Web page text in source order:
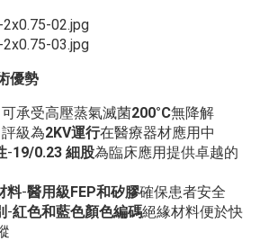
優勢
承受高壓蒸氣滅菌200°C無降解
級為2KV運行在醫療器材應用中
-19/0.23 細股為臨床應用提供卓越的
料-醫用級FEP和矽膠確保患者安全
-紅色和藍色顏色編碼絕緣材料便於快